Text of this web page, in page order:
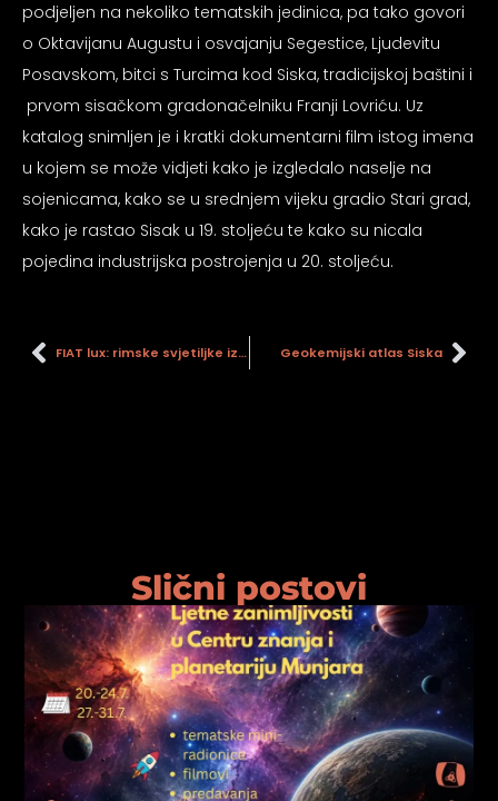
podjeljen na nekoliko tematskih jedinica, pa tako govori
o Oktavijanu Augustu i osvajanju Segestice, Ljudevitu
Posavskom, bitci s Turcima kod Siska, tradicijskoj baštini i
prvom sisačkom gradonačelniku Franji Lovriću. Uz
katalog snimljen je i kratki dokumentarni film istog imena
u kojem se može vidjeti kako je izgledalo naselje na
sojenicama, kako se u srednjem vijeku gradio Stari grad,
kako je rastao Sisak u 19. stoljeću te kako su nicala
pojedina industrijska postrojenja u 20. stoljeću.
FIAT lux: rimske svjetiljke iz fundusa GMS-a Geokemijski atlas Siska
Slični postovi